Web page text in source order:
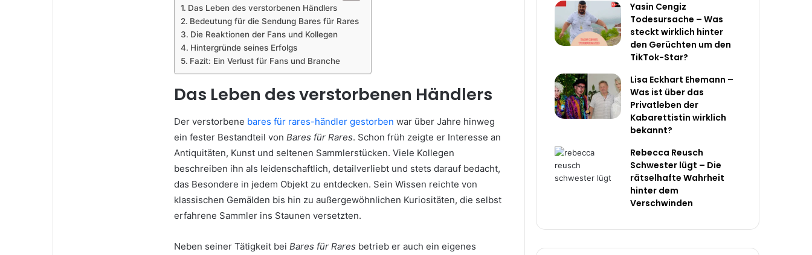
Das Leben des verstorbenen Händlers
Bedeutung für die Sendung Bares für Rares
Die Reaktionen der Fans und Kollegen
Hintergründe seines Erfolgs
Fazit: Ein Verlust für Fans und Branche
Das Leben des verstorbenen Händlers
Der verstorbene bares für rares-händler gestorben war über Jahre hinweg
ein fester Bestandteil von Bares für Rares. Schon früh zeigte er Interesse an
Antiquitäten, Kunst und seltenen Sammlerstücken. Viele Kollegen
beschreiben ihn als leidenschaftlich, detailverliebt und stets darauf bedacht,
das Besondere in jedem Objekt zu entdecken. Sein Wissen reichte von
klassischen Gemälden bis hin zu außergewöhnlichen Kuriositäten, die selbst
erfahrene Sammler ins Staunen versetzten.
Neben seiner Tätigkeit bei Bares für Rares betrieb er auch ein eigenes
Yasin Cengiz
Todesursache – Was
steckt wirklich hinter
den Gerüchten um den
TikTok-Star?
Lisa Eckhart Ehemann –
Was ist über das
Privatleben der
Kabarettistin wirklich
bekannt?
Rebecca Reusch
Schwester lügt – Die
rätselhafte Wahrheit
hinter dem
Verschwinden